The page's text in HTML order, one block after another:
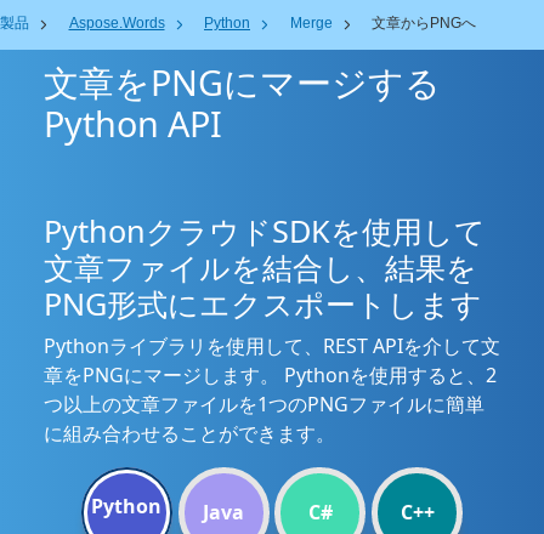
製品 Aspose.Words Python Merge 文章からPNGへ
文章をPNGにマージする
Python API
PythonクラウドSDKを使用して
文章ファイルを結合し、結果を
PNG形式にエクスポートします
Pythonライブラリを使用して、REST APIを介して文
章をPNGにマージします。 Pythonを使用すると、2
つ以上の文章ファイルを1つのPNGファイルに簡単
に組み合わせることができます。
Python Java C# C++